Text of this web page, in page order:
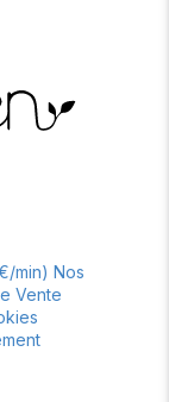
min) Nos
Vente